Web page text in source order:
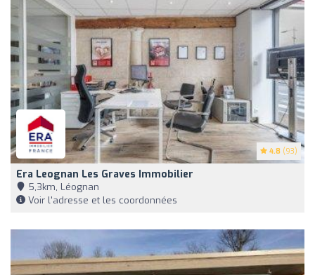
4.8 (93)
Era Leognan Les Graves Immobilier
5,3km, Léognan
Voir l'adresse et les coordonnées